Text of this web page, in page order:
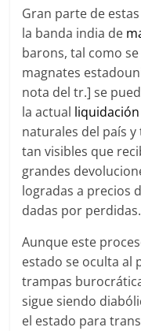
Gran parte de
la banda india de
barons, tal como
magnates
nota del tr.] se
la actual
naturales del país
tan visibles que
grandes
logradas a precios
dadas por perdidas.
Aunque este
estado se oculta al
trampas
sigue siendo
el estado para